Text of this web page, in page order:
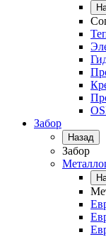
Забор
Назад
Забор